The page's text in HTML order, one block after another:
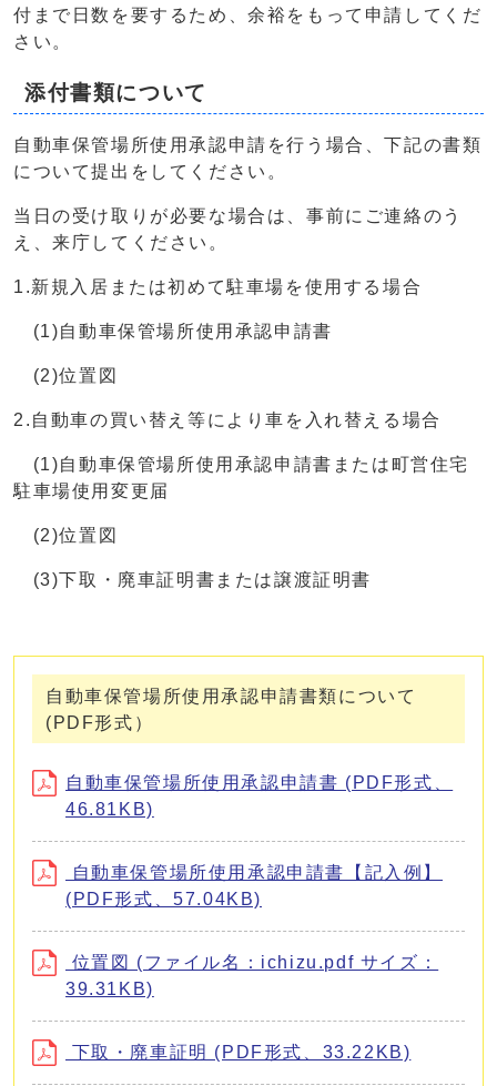
付まで日数を要するため、余裕をもって申請してくだ
さい。
添付書類について
自動車保管場所使用承認申請を行う場合、下記の書類
について提出をしてください。
当日の受け取りが必要な場合は、事前にご連絡のう
え、来庁してください。
1.新規入居または初めて駐車場を使用する場合
(1)自動車保管場所使用承認申請書
(2)位置図
2.自動車の買い替え等により車を入れ替える場合
(1)自動車保管場所使用承認申請書または町営住宅
駐車場使用変更届
(2)位置図
(3)下取・廃車証明書または譲渡証明書
自動車保管場所使用承認申請書類について
(PDF形式）
自動車保管場所使用承認申請書 (PDF形式、
46.81KB)
自動車保管場所使用承認申請書【記入例】
(PDF形式、57.04KB)
位置図 (ファイル名：ichizu.pdf サイズ：
39.31KB)
下取・廃車証明 (PDF形式、33.22KB)